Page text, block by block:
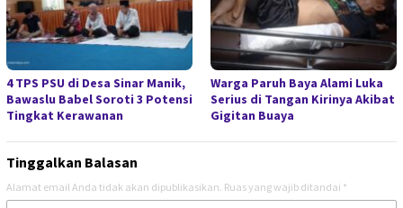
4 TPS PSU di Desa Sinar Manik,
Bawaslu Babel Soroti 3 Potensi
Tingkat Kerawanan
Warga Paruh Baya Alami Luka
Serius di Tangan Kirinya Akibat
Gigitan Buaya
Tinggalkan Balasan
Alamat email Anda tidak akan dipublikasikan. Ruas yang wajib ditandai *